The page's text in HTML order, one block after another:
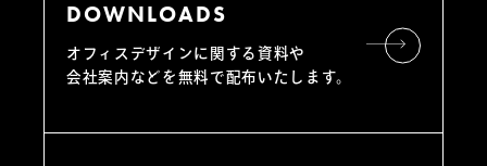
DOWNLOADS
オフィスデザインに関する資料や
会社案内などを無料で配布いたします。